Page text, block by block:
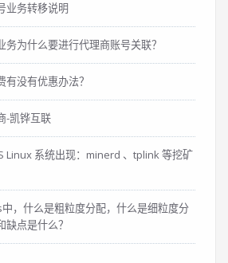
业务转移说明
务为什么要进行代理商账号关联？
没有优惠办法？
-凯铧互联
Linux 系统出现：minerd 、tplink 等挖矿
，什么是粗粒度分配，什么是细粒度分
点是什么？